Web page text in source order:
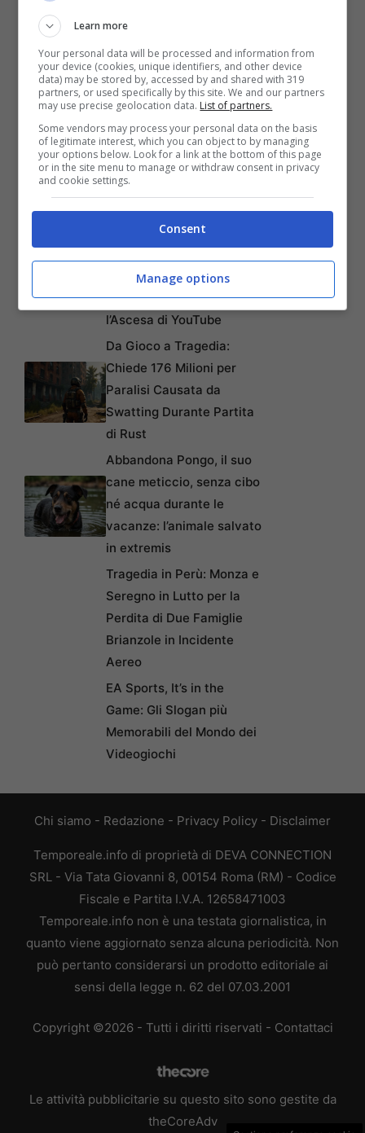
Articoli recentiCome Fermare i Download
Automatici di Modelli AI da
Passo-Passo
e Collaborazioni con
TikTok per Contrastare
l’Ascesa di YouTube
Da Gioco a Tragedia:
Chiede 176 Milioni per
Paralisi Causata da
Swatting Durante Partita
di Rust
Abbandona Pongo, il suo
cane meticcio, senza cibo
né acqua durante le
vacanze: l’animale salvato
in extremis
Tragedia in Perù: Monza e
Seregno in Lutto per la
Perdita di Due Famiglie
Brianzole in Incidente
Aereo
EA Sports, It’s in the
Game: Gli Slogan più
Memorabili del Mondo dei
Videogiochi
Chi siamo - Redazione - Privacy Policy - Disclaimer
Temporeale.info di proprietà di DEVA CONNECTION
SRL - Via Tata Giovanni 8, 00154 Roma (RM) - Codice
Fiscale e Partita I.V.A. 12658471003
Temporeale.info non è una testata giornalistica, in
quanto viene aggiornato senza alcuna periodicità. Non
può pertanto considerarsi un prodotto editoriale ai
sensi della legge n. 62 del 07.03.2001
Copyright ©2026 - Tutti i diritti riservati - Contattaci
Le attività pubblicitarie su questo sito sono gestite da
theCoreAdv
Learn more
Your personal data will be processed and information from
your device (cookies, unique identifiers, and other device
data) may be stored by, accessed by and shared with 319
partners, or used specifically by this site. We and our partners
may use precise geolocation data. List of partners.
Some vendors may process your personal data on the basis
of legitimate interest, which you can object to by managing
your options below. Look for a link at the bottom of this page
or in the site menu to manage or withdraw consent in privacy
and cookie settings.
Consent
Manage options